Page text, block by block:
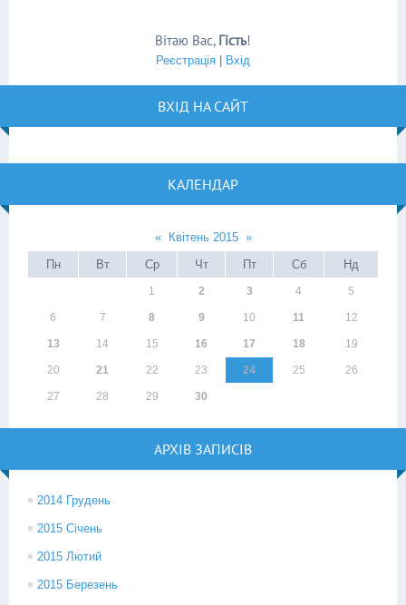
Вітаю Вас, Гість!
Реєстрація Вхід
ВХІД НА САЙТ
КАЛЕНДАР
« Квітень 2015 »
Пн
Вт Ср Чт Пт Сб Нд
1 2 3 4 5
6 7 8 9 10 11 12
13 14 15 16 17 18 19
20 21 22 23 24 25 26
27 28 29 30
АРХІВ ЗАПИСІВ
2014 Грудень
2015 Січень
2015 Лютий
2015 Березень